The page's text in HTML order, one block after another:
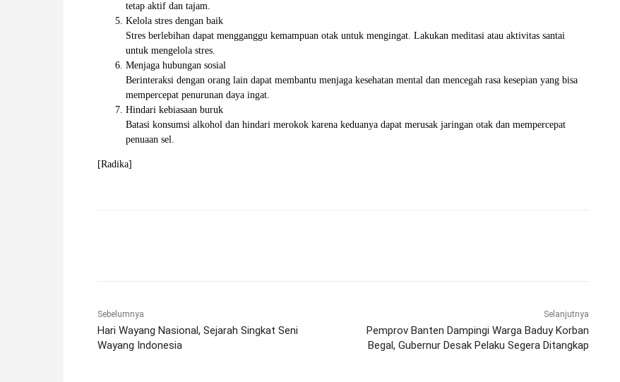
tetap aktif dan tajam.
Kelola stres dengan baik
Stres berlebihan dapat mengganggu kemampuan otak untuk mengingat. Lakukan meditasi atau aktivitas santai
untuk mengelola stres.
Menjaga hubungan sosial
Berinteraksi dengan orang lain dapat membantu menjaga kesehatan mental dan mencegah rasa kesepian yang bisa
mempercepat penurunan daya ingat.
Hindari kebiasaan buruk
Batasi konsumsi alkohol dan hindari merokok karena keduanya dapat merusak jaringan otak dan mempercepat
penuaan sel.
[Radika]
Sebelumnya
Hari Wayang Nasional, Sejarah Singkat Seni
Wayang Indonesia
Selanjutnya
Pemprov Banten Dampingi Warga Baduy Korban
Begal, Gubernur Desak Pelaku Segera Ditangkap